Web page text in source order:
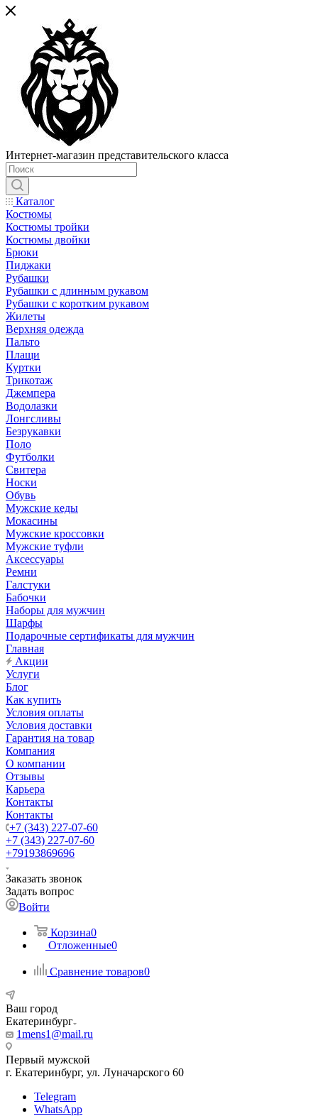
Интернет-магазин представительского класса
Каталог
Костюмы
Костюмы тройки
Костюмы двойки
Брюки
Пиджаки
Рубашки
Рубашки с длинным рукавом
Рубашки с коротким рукавом
Жилеты
Верхняя одежда
Пальто
Плащи
Куртки
Трикотаж
Джемпера
Водолазки
Лонгсливы
Безрукавки
Поло
Футболки
Свитера
Носки
Обувь
Мужские кеды
Мокасины
Мужские кроссовки
Мужские туфли
Аксессуары
Ремни
Галстуки
Бабочки
Наборы для мужчин
Шарфы
Подарочные сертификаты для мужчин
Главная
Акции
Услуги
Блог
Как купить
Условия оплаты
Условия доставки
Гарантия на товар
Компания
О компании
Отзывы
Карьера
Контакты
Контакты
+7 (343) 227-07-60
+7 (343) 227-07-60
+79193869696
Заказать звонок
Задать вопрос
Войти
Корзина0
Отложенные0
Сравнение товаров0
Ваш город
Екатеринбург
1mens1@mail.ru
Первый мужской
г. Екатеринбург, ул. Луначарского 60
Telegram
WhatsApp